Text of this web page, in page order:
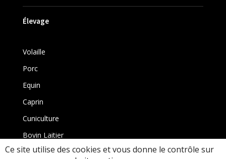
Élevage
Volaille
Porc
Equin
Caprin
Cuniculture
Bovin Laitier
Bovin
Ce site utilise des cookies et vous donne le contrôle sur